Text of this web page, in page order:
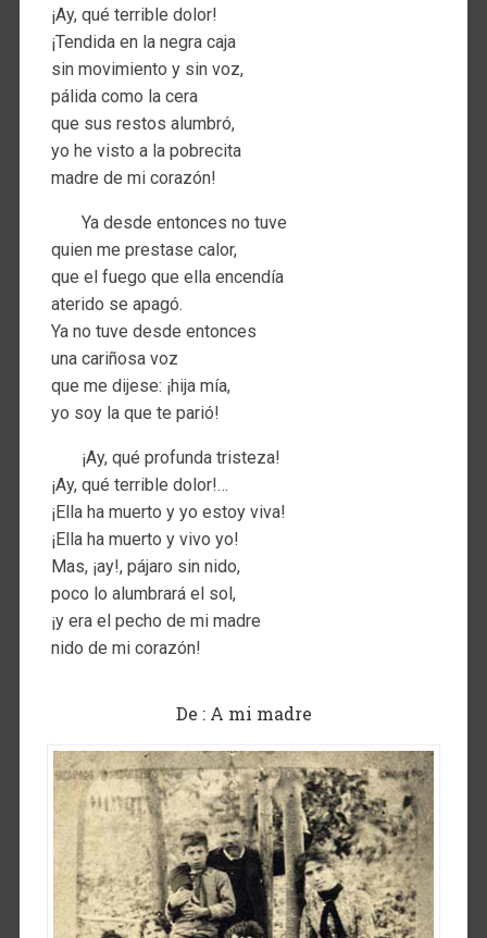
¡Ay, qué terrible dolor!
¡Tendida en la negra caja
sin movimiento y sin voz,
pálida como la cera
que sus restos alumbró,
yo he visto a la pobrecita
madre de mi corazón!
Ya desde entonces no tuve
quien me prestase calor,
que el fuego que ella encendía
aterido se apagó.
Ya no tuve desde entonces
una cariñosa voz
que me dijese: ¡hija mía,
yo soy la que te parió!
¡Ay, qué profunda tristeza!
¡Ay, qué terrible dolor!…
¡Ella ha muerto y yo estoy viva!
¡Ella ha muerto y vivo yo!
Mas, ¡ay!, pájaro sin nido,
poco lo alumbrará el sol,
¡y era el pecho de mi madre
nido de mi corazón!
De : A mi madre